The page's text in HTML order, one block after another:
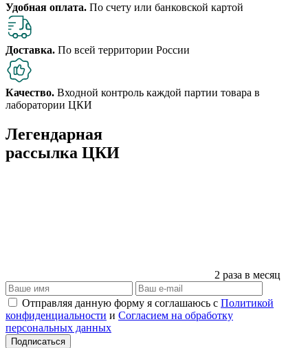
Удобная оплата. По счету или банковской картой
Доставка. По всей территории России
Качество. Входной контроль каждой партии товара в
лаборатории ЦКИ
Легендарная
рассылка ЦКИ
2 раза в месяц
Отправляя данную форму я соглашаюсь с Политикой
конфиденциальности и Согласием на обработку
персональных данных
Подписаться